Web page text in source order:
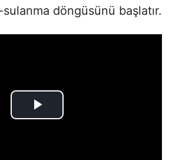
sulanma döngüsünü başlatır.